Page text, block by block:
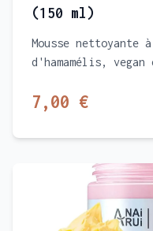
(150 ml)
Mousse
d'hamamélis,
préservant le film
7,00 €